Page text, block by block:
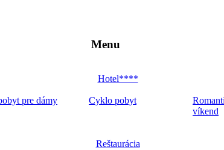
Menu
Hotel****
pre dámy Cyklo pobyt
víkend
Reštaurácia